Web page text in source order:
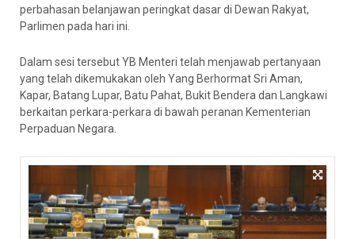
perbahasan belanjawan peringkat dasar di Dewan Rakyat,
Parlimen pada hari ini.
Dalam sesi tersebut YB Menteri telah menjawab pertanyaan
yang telah dikemukakan oleh Yang Berhormat Sri Aman,
Kapar, Batang Lupar, Batu Pahat, Bukit Bendera dan Langkawi
berkaitan perkara-perkara di bawah peranan Kementerian
Perpaduan Negara.